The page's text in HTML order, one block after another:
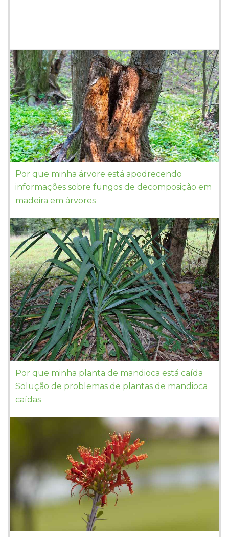
Por que minha árvore está apodrecendo
informações sobre fungos de decomposição em
madeira em árvores
Por que minha planta de mandioca está caída
Solução de problemas de plantas de mandioca
caídas